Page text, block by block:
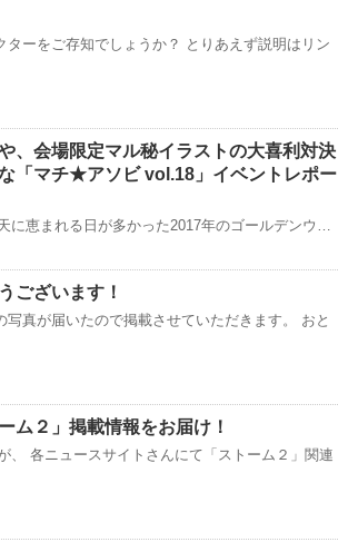
ターをご存知でしょうか？ とりあえず説明はリン
、会場限定マル秘イラストの大喜利対決
「マチ★アソビ vol.18」イベントレポー
に恵まれる日が多かった2017年のゴールデンウ…
ございます！
写真が届いたので掲載させていただきます。 おと
ム２」掲載情報をお届け！
、 各ニュースサイトさんにて「ストーム２」関連